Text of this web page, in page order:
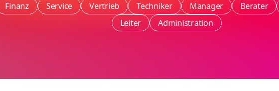
Finanz Service Vertrieb Techniker Manager Berater
Leiter
Administration